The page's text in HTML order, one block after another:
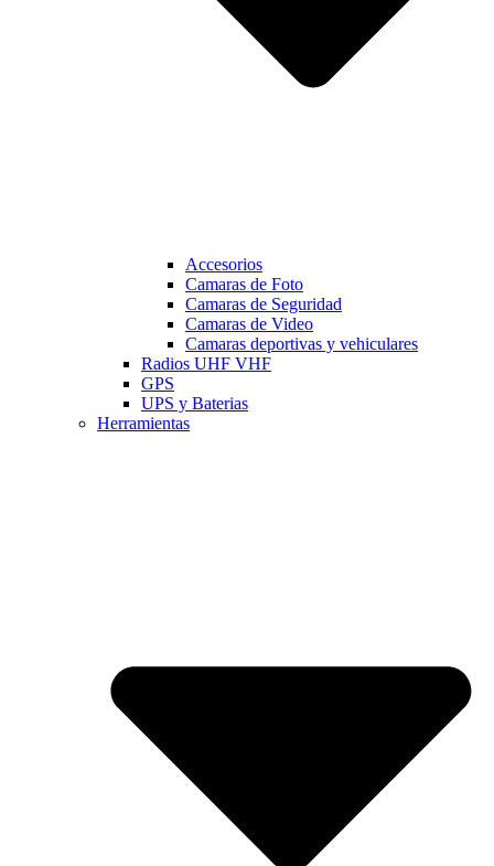
Accesorios
Camaras de Foto
Camaras de Seguridad
Camaras de Video
Camaras deportivas y vehiculares
Radios UHF VHF
GPS
UPS y Baterias
Herramientas